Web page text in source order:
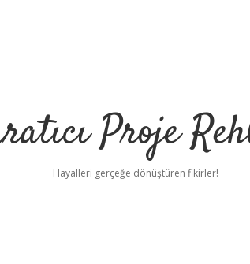
Proje
Hayalleri gerçeğe dönüştüren fikirler!